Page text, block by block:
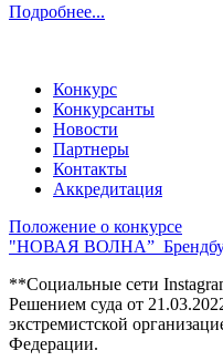
Подробнее...
Конкурс
Конкурсанты
Новости
Партнеры
Контакты
Аккредитация
Положение о конкурсе
"НОВАЯ ВОЛНА”
**Социальные сети
Решением суда от
экстремистской
Федерации.